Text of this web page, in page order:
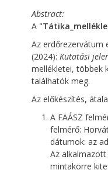
Abstract
A "
Az erdőrezervátum
(2024): Kutatási
mellékletei, többek
találhatók meg.
Az előkészítés,
A FAÁSZ
felmérő:
dátumok: az
Az alkalmazott
mintakörre